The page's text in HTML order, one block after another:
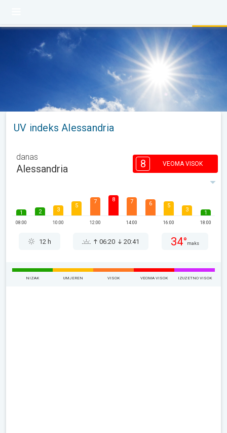
UV indeks Alessandria
danas
Alessandria 8 VEOMA VISOK
1
08:00
2 3
10:00
5
7
12:00
8 7
14:00
6 5
16:00
3 1
18:00
12 h 06:20 20:41 34° maks
NIZAK UMJEREN VISOK VEOMA VISOK IZUZETNO VISOK